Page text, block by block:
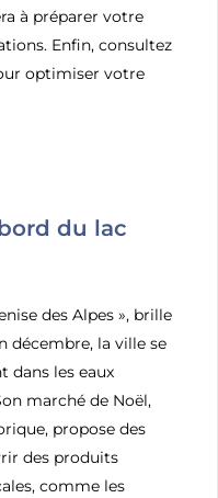
à préparer votre
Enfin, consultez
optimiser votre
du lac
des Alpes », brille
décembre, la ville se
dans les eaux
marché de Noël,
propose des
des produits
comme les